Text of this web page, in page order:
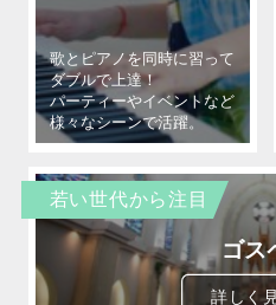
若い世代から注目